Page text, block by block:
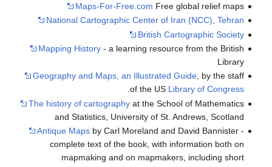
Maps-For-Free.com Free global relief maps
National Cartographic Center of Iran (NCC), Tehran
British Cartographic Society
Mapping History- a learning resource from the British
Library
Geography and Maps, an Illustrated Guide, by the staff
of the USLibrary of Congress
.
The history of cartographyat the School of Mathematics
and Statistics, University of St. Andrews, Scotland
Antique Mapsby Carl Moreland and David Bannister -
complete text of the book, with information both on
mapmaking and on mapmakers, including short